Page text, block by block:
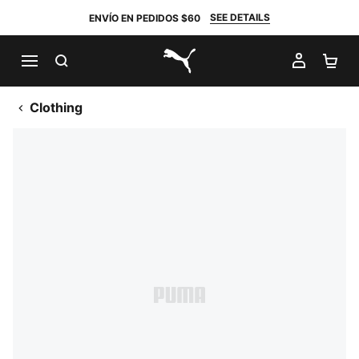
ENVÍO EN PEDIDOS $60 SEE DETAILS
PUMA.com
MI
Clothing